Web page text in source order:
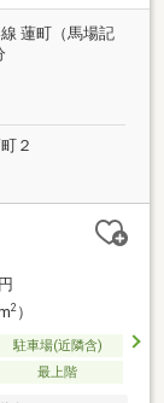
蓮町（馬場記
２
2）
駐車場(近隣含)
最上階